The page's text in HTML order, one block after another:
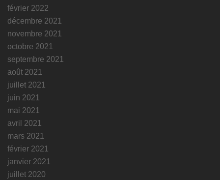
février 2022
décembre 2021
novembre 2021
octobre 2021
septembre 2021
août 2021
juillet 2021
juin 2021
mai 2021
avril 2021
mars 2021
février 2021
janvier 2021
juillet 2020